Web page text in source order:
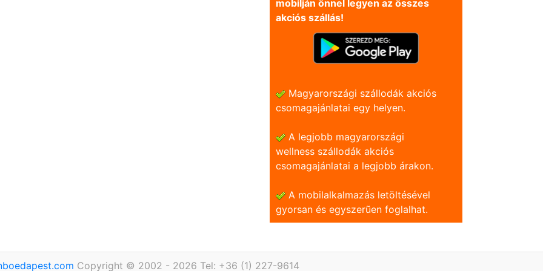
mobilján önnel legyen az összes
akciós szállás!
Magyarországi szállodák akciós
csomagajánlatai egy helyen.
A legjobb magyarországi
wellness szállodák akciós
csomagajánlatai a legjobb árakon.
A mobilalkalmazás letöltésével
gyorsan és egyszerũen foglalhat.
Copyright © 2002 - 2026 Tel: +36 (1) 227-9614